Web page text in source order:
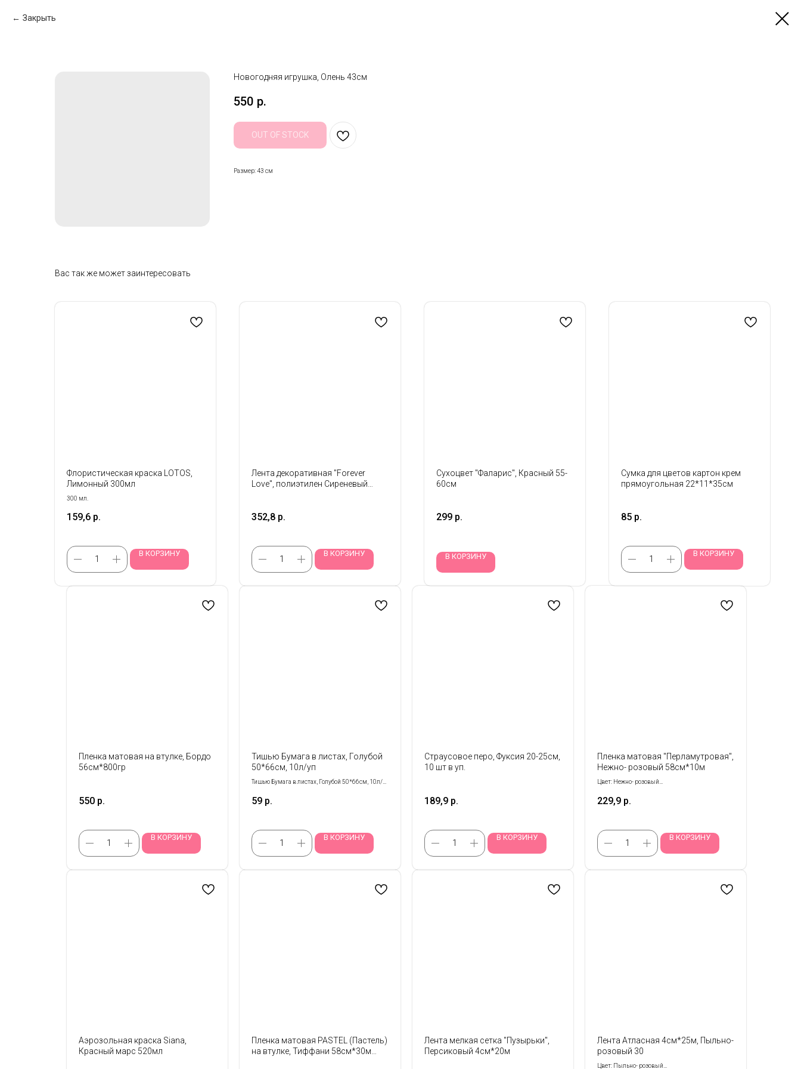
Закрыть
Новогодняя игрушка, Олень 43см
550 р.
OUT OF STOCK
Размер: 43 см
Вас так же может заинтересовать
Флористическая краска LOTOS,
Лимонный 300мл
300 мл.
159,6 р.
В КОРЗИНУ
Лента декоративная "Forever
Love", полиэтилен Сиреневый
352,8 р.
В КОРЗИНУ
Сухоцвет "Фаларис", Красный 55-
60см
299 р.
В КОРЗИНУ
Сумка для цветов картон крем
прямоугольная 22*11*35см
85 р.
В КОРЗИНУ
Пленка матовая на втулке, Бордо
56см*800гр
550 р.
В КОРЗИНУ
Тишью Бумага в листах, Голубой
50*66см, 10л/уп
Тишью Бумага в листах, Голубой 50*66см, 10л/
59 р.
В КОРЗИНУ
Страусовое перо, Фуксия 20-25см,
10 шт в уп.
189,9 р.
В КОРЗИНУ
Пленка матовая "Перламутровая",
Нежно- розовый 58см*10м
Цвет: Нежно- розовый
229,9 р.
В КОРЗИНУ
Аэрозольная краска Siana,
Красный марс 520мл
Пленка матовая PASTEL (Пастель)
на втулке, Тиффани 58см*30м
Лента мелкая сетка "Пузырьки",
Персиковый 4см*20м
Лента Атласная 4см*25м, Пыльно-
розовый 30
Цвет: Пыльно- розовый